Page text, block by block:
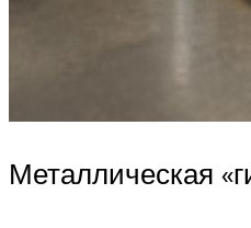
Металлическая